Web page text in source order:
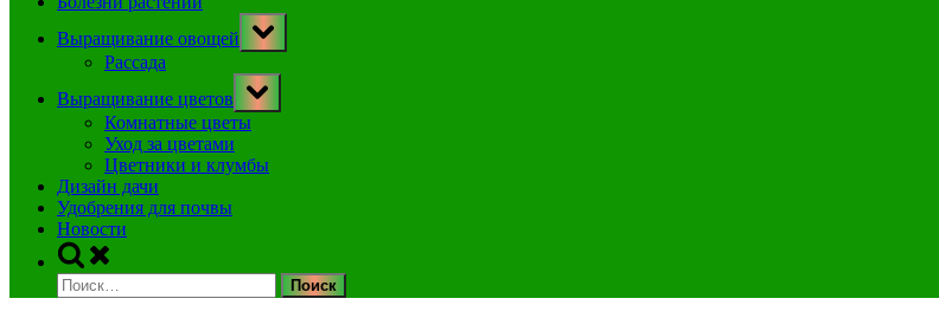
Выращивание овощей
Toggle
sub-
Рассада
Выращивание цветов
Toggle
sub-
menu
Комнатные цветы
Уход за цветами
Цветники и клумбы
Дизайн дачи
Удобрения для почвы
Новости
Toggle
search
form
Найти: